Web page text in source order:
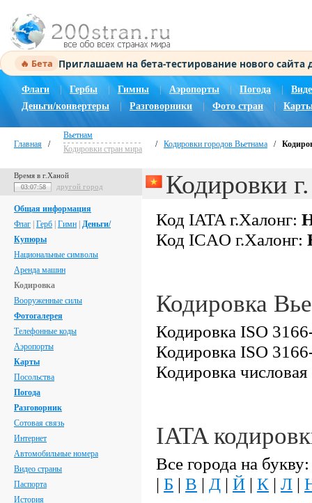
🔥 Бета Приглашаем на бета-тестирование нового
Флаги Гербы Гимны | Аэропорты Погода |
Деньги/конвертеры
Разговорники Фото стран
Главная /
Вьетнам
Кодировки стран мира
/ Кодировки городов Вьетнама /
Время в г.Ханой
03:07:58 другой город
Общая информация
Флаг Герб Гимн Деньги/
Купюры
Национальные символы
Аренда машин
Кодировка
Вооруженные силы
Фотогалерея
Телефонные коды
Аэропорты
Карты
Посольства
Погода
Разговорник
Сотовая связь
Интернет
Автомобильные номера
Видео страны
Паспорта
История
Кодировки
Код IATA г.Халонг:
Код ICAO г.Халонг:
Кодировка
Кодировка ISO
Кодировка ISO
Кодировка
IATA
Все города на букву:
| Б | В | Д | Й | К | Л |